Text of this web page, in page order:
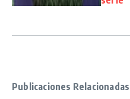
Publicaciones Relacionadas